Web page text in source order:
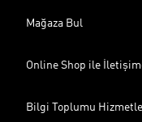
Mağaza Bul
Online Shop ile
Bilgi Toplumu